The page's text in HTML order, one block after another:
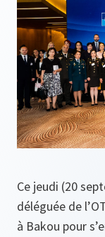
Ce jeudi (20
déléguée de
à Bakou pour